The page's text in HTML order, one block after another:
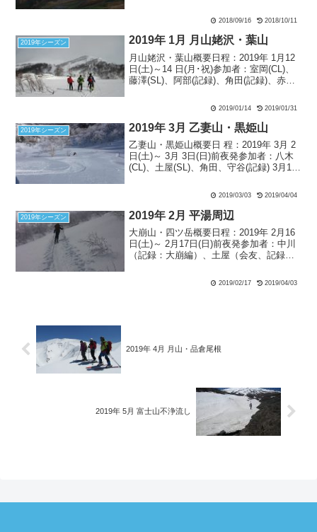
朝日岳山頂～大朝日岳山頂避難...
2018/09/16 2018/10/11
2019年シーズン 2019年 1月 月山姥沢・葉山
月山姥沢・葉山概要日程：2019年 1月12
日(土)～14 日(月･祝)参加者：室岡(CL)、
藤澤(SL)、阿部(記録)、角田(記録)、赤坂
こから赤羽の藤澤...
2019/01/14 2019/01/31
2019年シーズン 2019年 3月 乙妻山・黒姫山
乙妻山・黒姫山概要日 程：2019年 3月 2
日(土)～ 3月 3日(日)前夜発参加者：八木
(CL)、土屋(SL)、角田、守谷(記録) 3月1日
面を狙うという、少しタフな山行を控え
ている。早朝出発が求めら...
2019/03/03 2019/04/04
2019年シーズン 2019年 2月 平湯周辺
大崩山・四ツ岳概要日程：2019年 2月16
日(土)～ 2月17日(日)前夜発参加者：中川
（記録：大崩編）、土屋（会友、記録：
崩山 2月16日(土)：雪8:30牧場…14:20大
崩山－15:30牧場 前...
2019/02/17 2019/04/03
2019年 4月 月山・品倉尾根
2019年 5月 富士山不浄流し